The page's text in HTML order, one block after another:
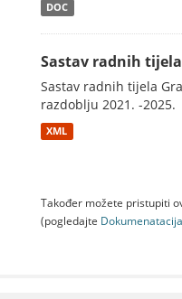
DOC
Sastav radnih
Sastav radnih tijela
razdoblju 2021. -2025.
XML
Također možete pristupiti
(pogledajte